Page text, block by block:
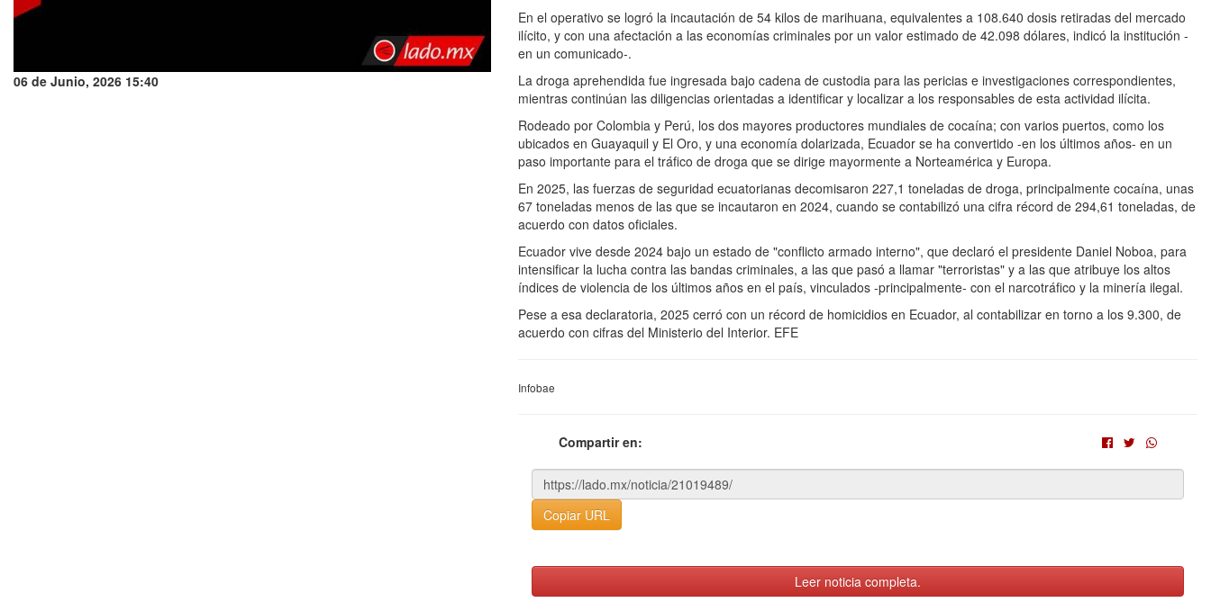
06 de Junio, 2026 15:40
En el operativo se logró la incautación de 54 kilos de marihuana, equivalentes a 108.640 dosis retiradas del mercado
ilícito, y con una afectación a las economías criminales por un valor estimado de 42.098 dólares, indicó la institución -
en un comunicado-.
La droga aprehendida fue ingresada bajo cadena de custodia para las pericias e investigaciones correspondientes,
mientras continúan las diligencias orientadas a identificar y localizar a los responsables de esta actividad ilícita.
Rodeado por Colombia y Perú, los dos mayores productores mundiales de cocaína; con varios puertos, como los
ubicados en Guayaquil y El Oro, y una economía dolarizada, Ecuador se ha convertido -en los últimos años- en un
paso importante para el tráfico de droga que se dirige mayormente a Norteamérica y Europa.
En 2025, las fuerzas de seguridad ecuatorianas decomisaron 227,1 toneladas de droga, principalmente cocaína, unas
67 toneladas menos de las que se incautaron en 2024, cuando se contabilizó una cifra récord de 294,61 toneladas, de
acuerdo con datos oficiales.
Ecuador vive desde 2024 bajo un estado de "conflicto armado interno", que declaró el presidente Daniel Noboa, para
intensificar la lucha contra las bandas criminales, a las que pasó a llamar "terroristas" y a las que atribuye los altos
índices de violencia de los últimos años en el país, vinculados -principalmente- con el narcotráfico y la minería ilegal.
Pese a esa declaratoria, 2025 cerró con un récord de homicidios en Ecuador, al contabilizar en torno a los 9.300, de
acuerdo con cifras del Ministerio del Interior. EFE
Infobae
Compartir en:
Copiar URL
Leer noticia completa.